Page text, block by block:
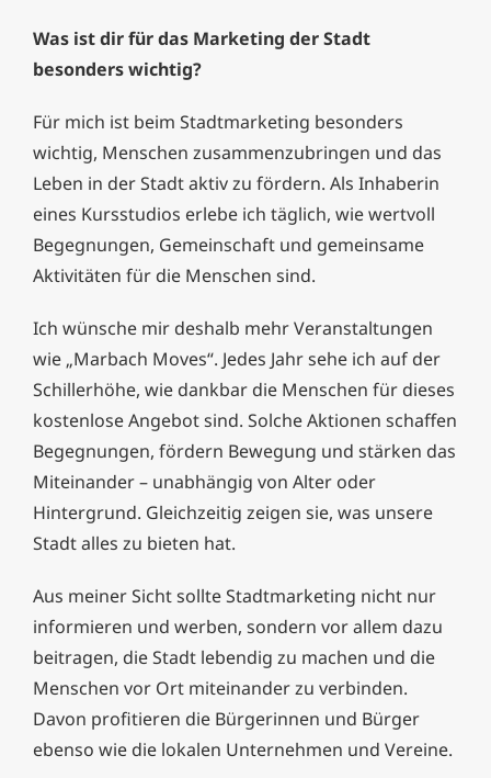
Was ist dir für das Marketing der Stadt
besonders wichtig?
Für mich ist beim Stadtmarketing besonders
wichtig, Menschen zusammenzubringen und das
Leben in der Stadt aktiv zu fördern. Als Inhaberin
eines Kursstudios erlebe ich täglich, wie wertvoll
Begegnungen, Gemeinschaft und gemeinsame
Aktivitäten für die Menschen sind.
Ich wünsche mir deshalb mehr Veranstaltungen
wie „Marbach Moves“. Jedes Jahr sehe ich auf der
Schillerhöhe, wie dankbar die Menschen für dieses
kostenlose Angebot sind. Solche Aktionen schaffen
Begegnungen, fördern Bewegung und stärken das
Miteinander – unabhängig von Alter oder
Hintergrund. Gleichzeitig zeigen sie, was unsere
Stadt alles zu bieten hat.
Aus meiner Sicht sollte Stadtmarketing nicht nur
informieren und werben, sondern vor allem dazu
beitragen, die Stadt lebendig zu machen und die
Menschen vor Ort miteinander zu verbinden.
Davon profitieren die Bürgerinnen und Bürger
ebenso wie die lokalen Unternehmen und Vereine.